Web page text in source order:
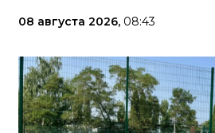
08 августа 2026, 08:43